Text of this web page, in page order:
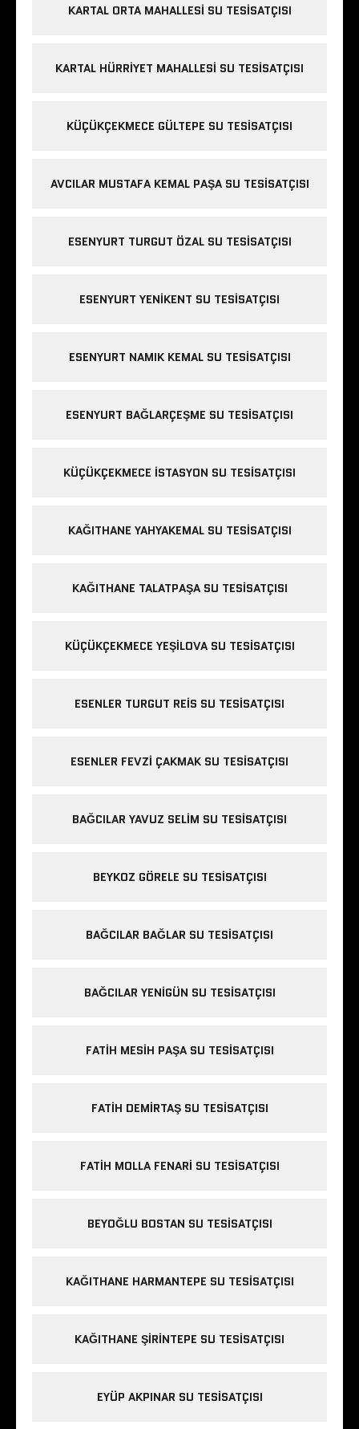
KARTAL ORTA MAHALLESI SU TESISATÇISI
KARTAL HÜRRIYET MAHALLESI SU TESISATÇISI
KÜÇÜKÇEKMECE GÜLTEPE SU TESISATÇISI
AVCILAR MUSTAFA KEMAL PAŞA SU TESISATÇISI
ESENYURT TURGUT ÖZAL SU TESISATÇISI
ESENYURT YENIKENT SU TESISATÇISI
ESENYURT NAMIK KEMAL SU TESISATÇISI
ESENYURT BAĞLARÇEŞME SU TESISATÇISI
KÜÇÜKÇEKMECE ISTASYON SU TESISATÇISI
KAĞITHANE YAHYAKEMAL SU TESISATÇISI
KAĞITHANE TALATPAŞA SU TESISATÇISI
KÜÇÜKÇEKMECE YEŞILOVA SU TESISATÇISI
ESENLER TURGUT REIS SU TESISATÇISI
ESENLER FEVZI ÇAKMAK SU TESISATÇISI
BAĞCILAR YAVUZ SELIM SU TESISATÇISI
BEYKOZ GÖRELE SU TESISATÇISI
BAĞCILAR BAĞLAR SU TESISATÇISI
BAĞCILAR YENIGÜN SU TESISATÇISI
FATIH MESIH PAŞA SU TESISATÇISI
FATIH DEMIRTAŞ SU TESISATÇISI
FATIH MOLLA FENARI SU TESISATÇISI
BEYOĞLU BOSTAN SU TESISATÇISI
KAĞITHANE HARMANTEPE SU TESISATÇISI
KAĞITHANE ŞIRINTEPE SU TESISATÇISI
EYÜP AKPINAR SU TESISATÇISI